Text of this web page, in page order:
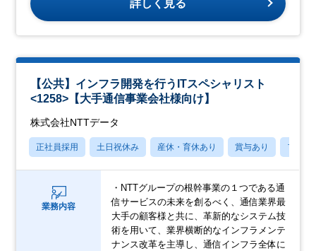
詳しく見る
【公共】インフラ開発を行うITスペシャリスト
<1258>【大手通信事業会社様向け】
株式会社NTTデータ
正社員採用 土日祝休み 産休・育休あり 賞与あり フレッ
業務内容
・NTTグループの根幹事業の１つである通
信サービスの未来を創るべく、通信業界最
大手の顧客様と共に、革新的なシステム技
術を用いて、業界横断的なインフラメンテ
ナンス改革を主導し、通信インフラ全体に